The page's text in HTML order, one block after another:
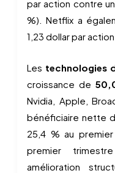
par action contre
%). Netflix a
1,23 dollar par
Les technologies
croissance de
Nvidia, Apple,
bénéficiaire nette
25,4 % au
premier
amélioration